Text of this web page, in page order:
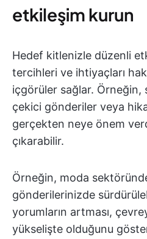
etkileşim kurun
Hedef kitlenizle düzenli
tercihleri ve ihtiyaçları
içgörüler sağlar. Örneğin,
çekici gönderiler veya
gerçekten neye önem
çıkarabilir.
Örneğin, moda
gönderilerinizde
yorumların artması,
yükselişte olduğunu